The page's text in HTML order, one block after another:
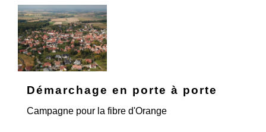
Démarchage en porte à porte
Campagne pour la fibre d'Orange